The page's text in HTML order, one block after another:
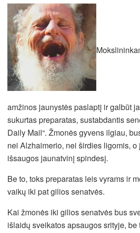
amžinos jaunystės paslaptį ir galbūt
sukurtas preparatas, sustabdantis
Daily Mail“. Žmonės gyvens ilgiau,
nei Alzhaimerio, nei širdies ligomis, o
išsaugos jaunatvinį spindesį.
Be to, toks preparatas leis vyrams ir
vaikų iki pat gilios senatvės.
Kai žmonės iki gilios senatvės bus
išlaidų sveikatos apsaugos srityje,